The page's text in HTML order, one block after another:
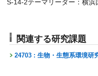
S-14-2テーマリーダー：横
関連する研究課題
24703 : 生物・生態系環境研